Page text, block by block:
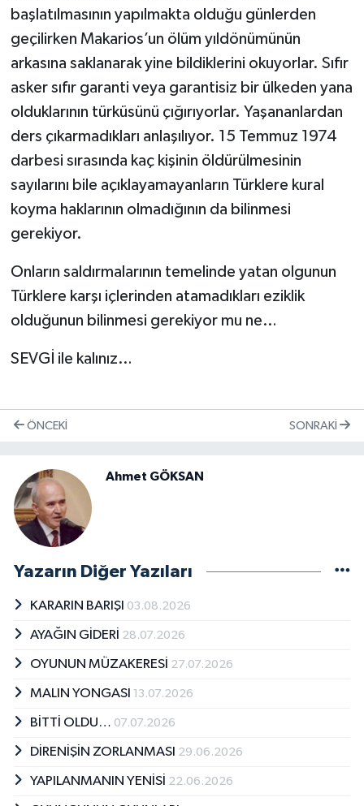
başlatılmasının yapılmakta olduğu günlerden
geçilirken Makarios’un ölüm yıldönümünün
arkasına saklanarak yine bildiklerini okuyorlar. Sıfır
asker sıfır garanti veya garantisiz bir ülkeden yana
olduklarının türküsünü çığırıyorlar. Yaşananlardan
ders çıkarmadıkları anlaşılıyor. 15 Temmuz 1974
darbesi sırasında kaç kişinin öldürülmesinin
sayılarını bile açıklayamayanların Türklere kural
koyma haklarının olmadığının da bilinmesi
gerekiyor.
Onların saldırmalarının temelinde yatan olgunun
Türklere karşı içlerinden atamadıkları eziklik
olduğunun bilinmesi gerekiyor mu ne…
SEVGİ ile kalınız…
ÖNCEKI SONRAKI
Ahmet GÖKSAN
Yazarın Diğer Yazıları
KARARIN BARIŞI 03.08.2026
AYAĞIN GİDERİ 28.07.2026
OYUNUN MÜZAKERESİ 27.07.2026
MALIN YONGASI 13.07.2026
BİTTİ OLDU… 07.07.2026
DİRENİŞİN ZORLANMASI 29.06.2026
YAPILANMANIN YENİSİ 22.06.2026